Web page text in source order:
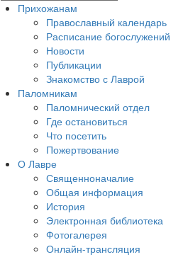
Прихожанам
Православный календарь
Расписание богослужений
Новости
Публикации
Знакомство с Лаврой
Паломникам
Паломнический отдел
Где остановиться
Что посетить
Пожертвование
О Лавре
Священноначалие
Общая информация
История
Электронная библиотека
Фотогалерея
Онлайн-трансляция